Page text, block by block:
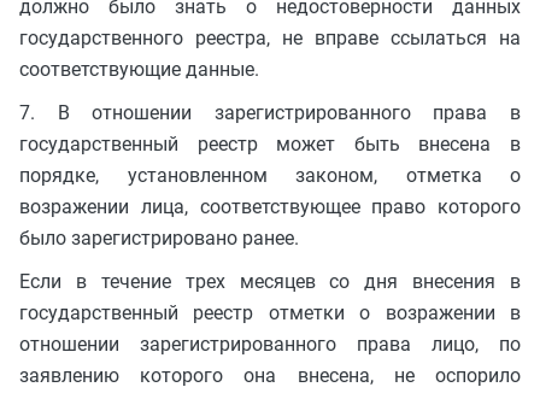
должно было знать о недостоверности данных
государственного реестра, не вправе ссылаться на
соответствующие данные.
7. В отношении зарегистрированного права в
государственный реестр может быть внесена в
порядке, установленном законом, отметка о
возражении лица, соответствующее право которого
было зарегистрировано ранее.
Если в течение трех месяцев со дня внесения в
государственный реестр отметки о возражении в
отношении зарегистрированного права лицо, по
заявлению которого она внесена, не оспорило